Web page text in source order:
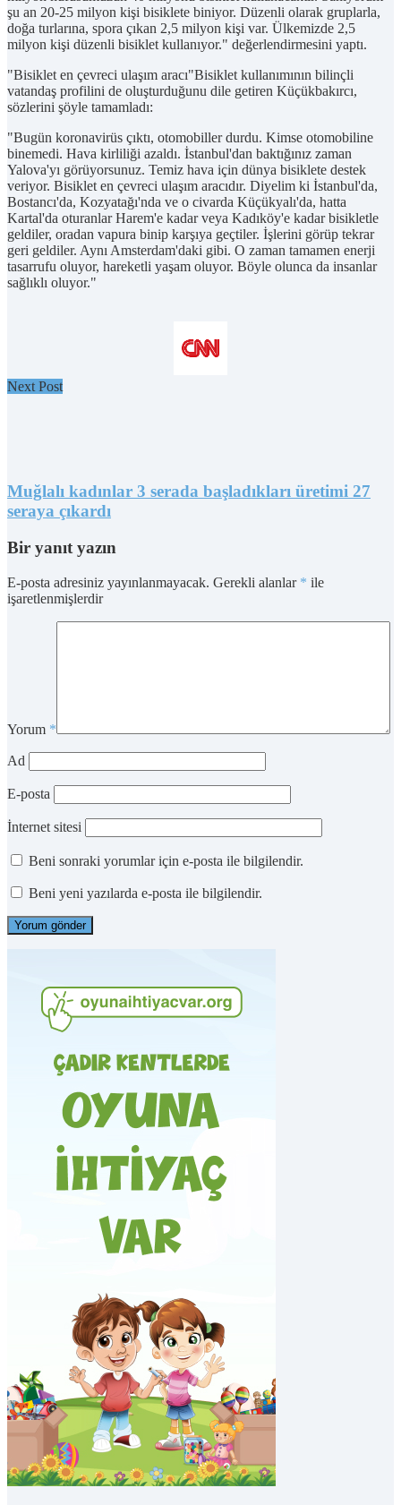
şu an 20-25 milyon kişi bisiklete biniyor. Düzenli olarak gruplarla,
doğa turlarına, spora çıkan 2,5 milyon kişi var. Ülkemizde 2,5
milyon kişi düzenli bisiklet kullanıyor." değerlendirmesini yaptı.
"Bisiklet en çevreci ulaşım aracı"Bisiklet kullanımının bilinçli
vatandaş profilini de oluşturduğunu dile getiren Küçükbakırcı,
sözlerini şöyle tamamladı:
"Bugün koronavirüs çıktı, otomobiller durdu. Kimse otomobiline
binemedi. Hava kirliliği azaldı. İstanbul'dan baktığınız zaman
Yalova'yı görüyorsunuz. Temiz hava için dünya bisiklete destek
veriyor. Bisiklet en çevreci ulaşım aracıdır. Diyelim ki İstanbul'da,
Bostancı'da, Kozyatağı'nda ve o civarda Küçükyalı'da, hatta
Kartal'da oturanlar Harem'e kadar veya Kadıköy'e kadar bisikletle
geldiler, oradan vapura binip karşıya geçtiler. İşlerini görüp tekrar
geri geldiler. Aynı Amsterdam'daki gibi. O zaman tamamen enerji
tasarrufu oluyor, hareketli yaşam oluyor. Böyle olunca da insanlar
sağlıklı oluyor."
Next Post
Muğlalı kadınlar 3 serada başladıkları üretimi 27
seraya çıkardı
Bir yanıt yazın
E-posta adresiniz yayınlanmayacak. Gerekli alanlar * ile
işaretlenmişlerdir
Yorum *
Ad
E-posta
İnternet sitesi
Beni sonraki yorumlar için e-posta ile bilgilendir.
Beni yeni yazılarda e-posta ile bilgilendir.